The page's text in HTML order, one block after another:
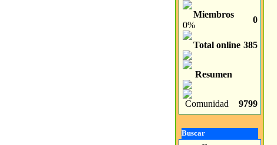
Miembros
0%
0
Total online 385
Resumen
Comunidad 9799
Buscar